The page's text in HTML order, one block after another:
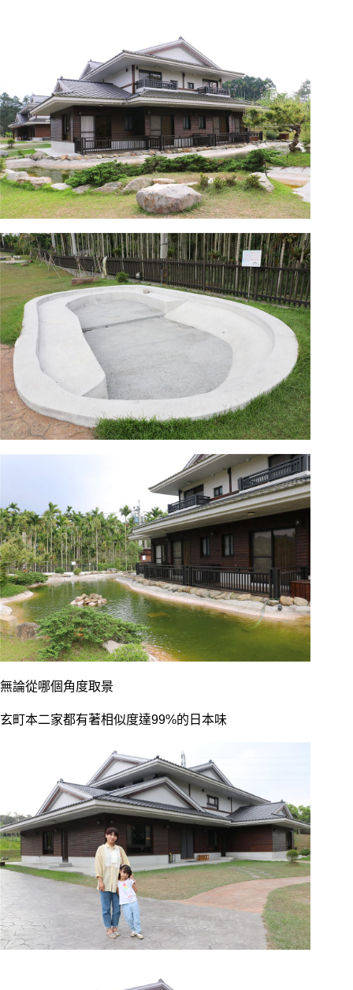
無論從哪個角度取景
玄町本二家都有著相似度達99%的日本味